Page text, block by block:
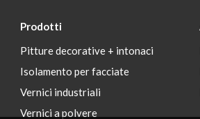
Prodotti
Pitture decorative + intonaci
Isolamento per facciate
Vernici industriali
Vernici a polvere